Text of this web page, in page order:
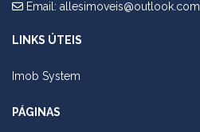
Email: allesimoveis@outlook.com
LINKS ÚTEIS
Imob System
PÁGINAS